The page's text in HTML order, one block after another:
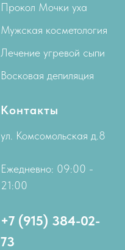
Прокол Мочки уха
Мужская косметология
Лечение угревой сыпи
Восковая депиляция
Контакты
ул. Комсомольская д.8
Ежедневно: 09:00 -
21:00
+7 (915) 384-02-
73